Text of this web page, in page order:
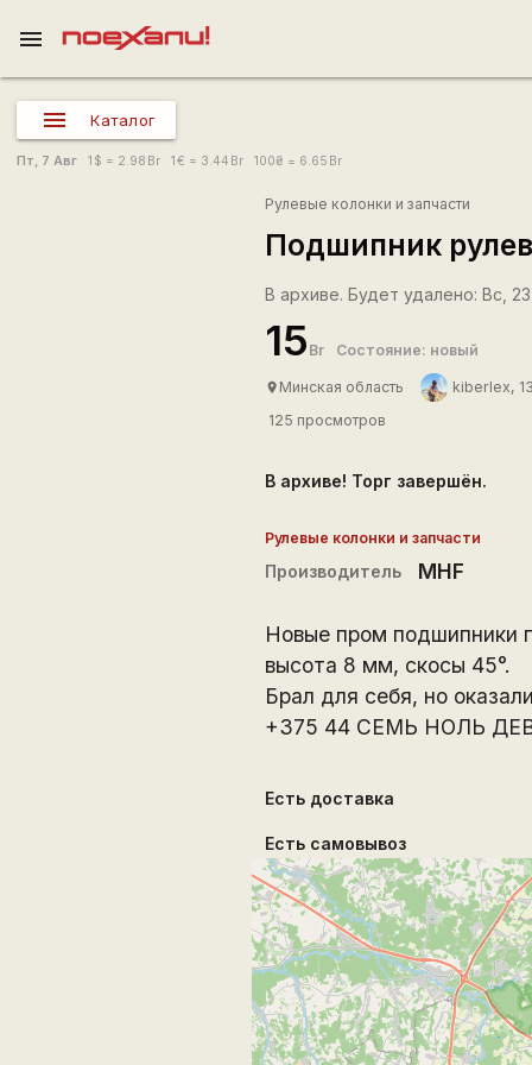
menu
Каталог
Пт, 7 Авг 1 $ = 2.98 Br 1€ = 3.44 Br 100₴ = 6.65 Br
Рулевые колонки и запчасти
Подшипник
В архиве. Будет удалено: Вс,
15 Br Состояние: новый
place Минская область
kiberlex,
125 просмотров
В архиве! Торг завершён.
Рулевые колонки и запчасти
Производитель MHF
Новые пром подшипники
высота 8 мм, скосы 45°.
Брал для себя, но
+375 44 СЕМЬ НОЛЬ
Есть доставка
Есть самовывоз